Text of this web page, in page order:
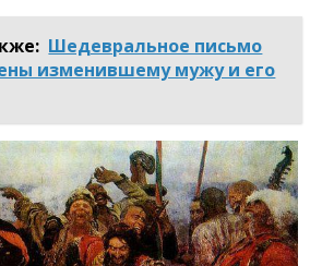
Шедевральное письмо
изменившему мужу и его